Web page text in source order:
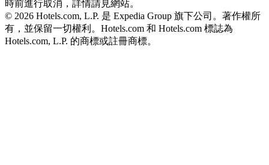
時前進行取消，詳情請見網站。
© 2026 Hotels.com, L.P. 是 Expedia Group 旗下公司。著作權所
有，並保留一切權利。 Hotels.com 和 Hotels.com 標誌為
Hotels.com, L.P. 的商標或註冊商標。